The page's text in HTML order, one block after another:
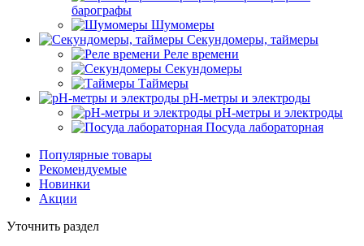
барографы
Шумомеры
Секундомеры, таймеры
Реле времени
Секундомеры
Таймеры
pH-метры и электроды
pH-метры и электроды
Посуда лабораторная
Популярные товары
Рекомендуемые
Новинки
Акции
Уточнить раздел